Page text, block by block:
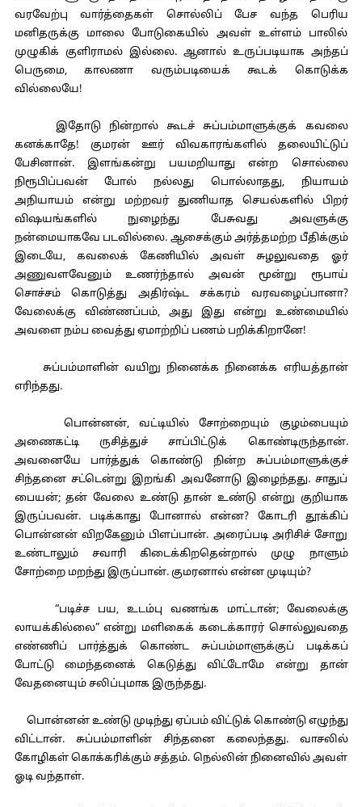
வரவேற்பு வார்த்தைகள் சொல்லிப் பேச வந்த பெரிய
மனிதருக்கு மாலை போடுகையில் அவள் உள்ளம் பாலில்
முழுகிக் குளிராமல் இல்லை. ஆனால் உருப்படியாக அந்தப்
பெருமை, காலணா வரும்படியைக் கூடக் கொடுக்க
வில்லையே!
இதோடு நின்றால் கூடச் சுப்பம்மாளுக்குக் கவலை
கனக்காதே! குமரன் ஊர் விவகாரங்களில் தலையிட்டுப்
பேசினான். இளங்கன்று பயமறியாது என்ற சொல்லை
நிரூபிப்பவன் போல் நல்லது பொல்லாதது, நியாயம்
அநியாயம் என்று மற்றவர் துணியாத செயல்களில் பிறர்
விஷயங்களில் நுழைந்து பேசுவது அவளுக்கு
நன்மையாகவே படவில்லை. ஆசைக்கும் அர்த்தமற்ற பீதிக்கும்
இடையே, கவலைக் கேணியில் அவள் சுழலுவதை ஓர்
அணுவளவேனும் உணர்ந்தால் அவன் மூன்று ரூபாய்
சொச்சம் கொடுத்து அதிர்ஷ்ட சக்கரம் வரவழைப்பானா?
வேலைக்கு விண்ணப்பம், அது இது என்று உண்மையில்
அவளை நம்ப வைத்து ஏமாற்றிப் பணம் பறிக்கிறானே!
சுப்பம்மாளின் வயிறு நினைக்க நினைக்க எரியத்தான்
எரிந்தது.
பொன்னன், வட்டியில் சோற்றையும் குழம்பையும்
அணைகட்டி ருசித்துச் சாப்பிட்டுக் கொண்டிருந்தான்.
அவனையே பார்த்துக் கொண்டு நின்ற சுப்பம்மாளுக்குச்
சிந்தனை சட்டென்று இறங்கி அவனோடு இழைந்தது. சாதுப்
பையன்; தன் வேலை உண்டு தான் உண்டு என்று குறியாக
இருப்பவன். படிக்காது போனால் என்ன? கோடரி தூக்கிப்
பொன்னன் விறகேனும் பிளப்பான். அரைப்படி அரிசிச் சோறு
உண்டாலும் சவாரி கிடைக்கிறதென்றால் முழு நாளும்
சோற்றை மறந்து இருப்பான். குமரனால் என்ன முடியும்?
“படிச்ச பய, உடம்பு வணங்க மாட்டான்; வேலைக்கு
லாயக்கில்லை” என்று மளிகைக் கடைக்காரர் சொல்லுவதை
எண்ணிப் பார்த்துக் கொண்ட சுப்பம்மாளுக்குப் படிக்கப்
போட்டு மைந்தனைக் கெடுத்து விட்டோமே என்று தான்
வேதனையும் சலிப்புமாக இருந்தது.
பொன்னன் உண்டு முடிந்து ஏப்பம் விட்டுக் கொண்டு எழுந்து
விட்டான். சுப்பம்மாளின் சிந்தனை கலைந்தது. வாசலில்
கோழிகள் கொக்கரிக்கும் சத்தம். நெல்லின் நினைவில் அவள்
ஓடி வந்தாள்.